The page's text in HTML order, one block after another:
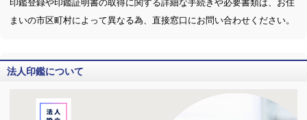
印鑑登録や印鑑証明書の取得に関する詳細な手続きや必要書類は、お住
まいの市区町村によって異なる為、直接窓口にお問い合わせください。
法人印鑑について